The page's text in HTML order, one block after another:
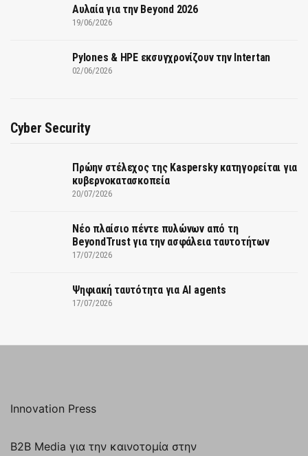
Αυλαία για την Beyond 2026
19/06/2026
Pylones & HPE εκσυγχρονίζουν την Intertan
02/06/2026
Cyber Security
Πρώην στέλεχος της Kaspersky κατηγορείται για
κυβερνοκατασκοπεία
20/07/2026
Νέο πλαίσιο πέντε πυλώνων από τη
BeyondTrust για την ασφάλεια ταυτοτήτων
17/07/2026
Ψηφιακή ταυτότητα για AI agents
17/07/2026
Innovation Press
B2B Media για την καινοτομία στην